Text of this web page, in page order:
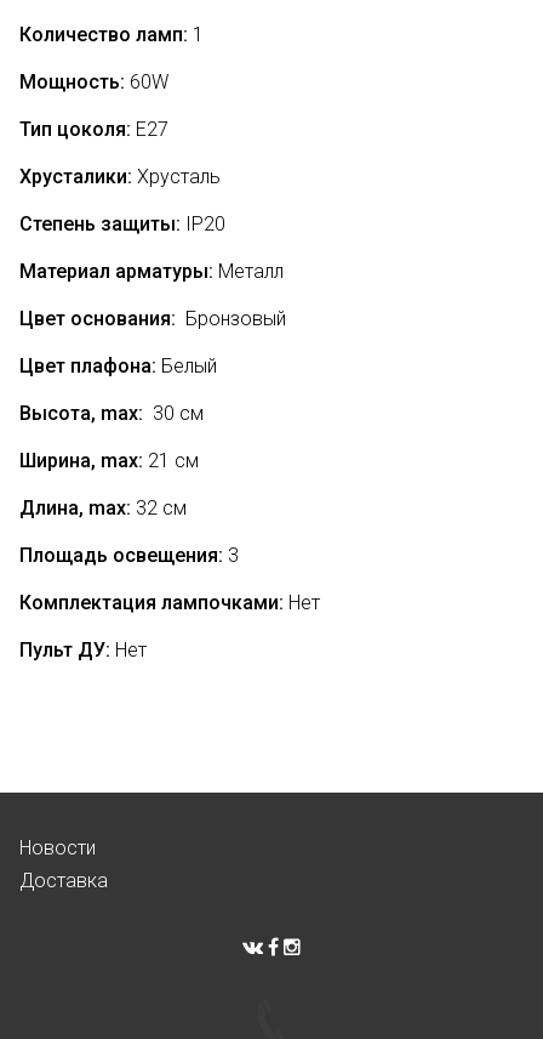
Количество ламп: 1
Мощность: 60W
Тип цоколя: Е27
Хрусталики: Хрусталь
Степень защиты: IP20
Материал арматуры: Металл
Цвет основания: Бронзовый
Цвет плафона: Белый
Высота, max: 30 см
Ширина, max: 21 см
Длина, max: 32 см
Площадь освещения: 3
Комплектация лампочками: Нет
Пульт ДУ: Нет
Новости
Доставка